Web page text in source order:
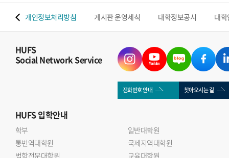
개인정보처리방침 게시판 운영세칙 대학정보공시 대
HUFS
Social Network Service
전화번호 안내 찾아오시는 길
HUFS입학안내
학부
일반대학원
통번역대학원
국제지역대학원
법학전문대학원
교육대학원